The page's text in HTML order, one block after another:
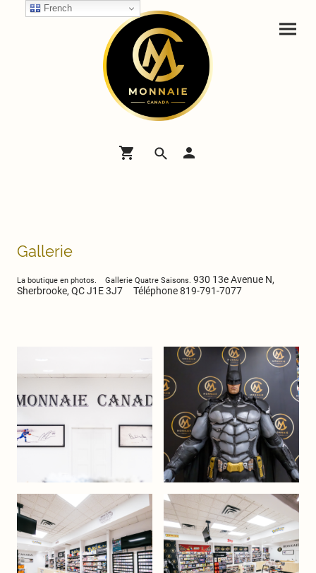
Gallerie
La boutique en photos. Gallerie Quatre Saisons. 930 13e Avenue N,
Sherbrooke, QC J1E 3J7 Téléphone 819-791-7077
French